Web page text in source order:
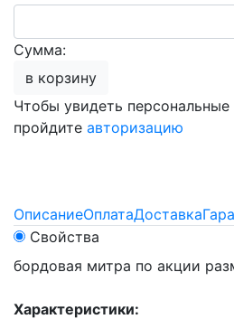
Сумма:
в корзину
Чтобы увидеть
пройдите авторизацию
ОписаниеОплатаДоставка
Свойства
бордовая митра по акции
Характеристики: